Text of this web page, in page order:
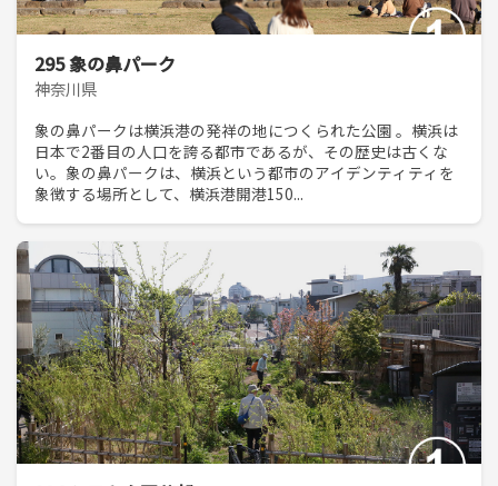
295 象の鼻パーク
神奈川県
象の鼻パークは横浜港の発祥の地につくられた公園 。横浜は
日本で2番目の人口を誇る都市であるが、その歴史は古くな
い。象の鼻パークは、横浜という都市のアイデンティティを
象徴する場所として、横浜港開港150...